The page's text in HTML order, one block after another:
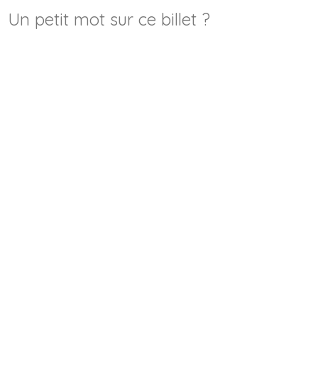
Un petit mot sur ce billet ?